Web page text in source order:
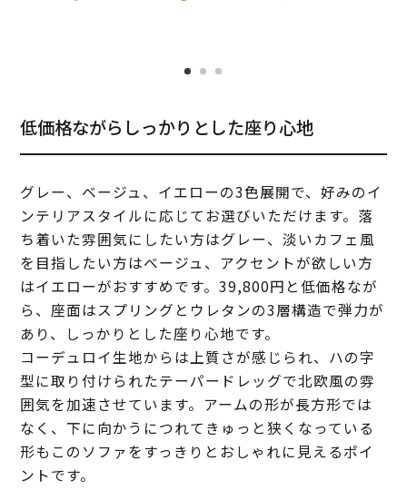
低価格ながらしっかりとした座り心地
グレー、ベージュ、イエローの3色展開で、好みのイ
ンテリアスタイルに応じてお選びいただけます。落
ち着いた雰囲気にしたい方はグレー、淡いカフェ風
を目指したい方はベージュ、アクセントが欲しい方
はイエローがおすすめです。39,800円と低価格なが
ら、座面はスプリングとウレタンの3層構造で弾力が
あり、しっかりとした座り心地です。
コーデュロイ生地からは上質さが感じられ、ハの字
型に取り付けられたテーパードレッグで北欧風の雰
囲気を加速させています。アームの形が長方形では
なく、下に向かうにつれてきゅっと狭くなっている
形もこのソファをすっきりとおしゃれに見えるポイ
ントです。